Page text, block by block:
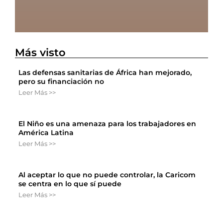
Más visto
Las defensas sanitarias de África han mejorado,
pero su financiación no
Leer Más >>
El Niño es una amenaza para los trabajadores en
América Latina
Leer Más >>
Al aceptar lo que no puede controlar, la Caricom
se centra en lo que sí puede
Leer Más >>